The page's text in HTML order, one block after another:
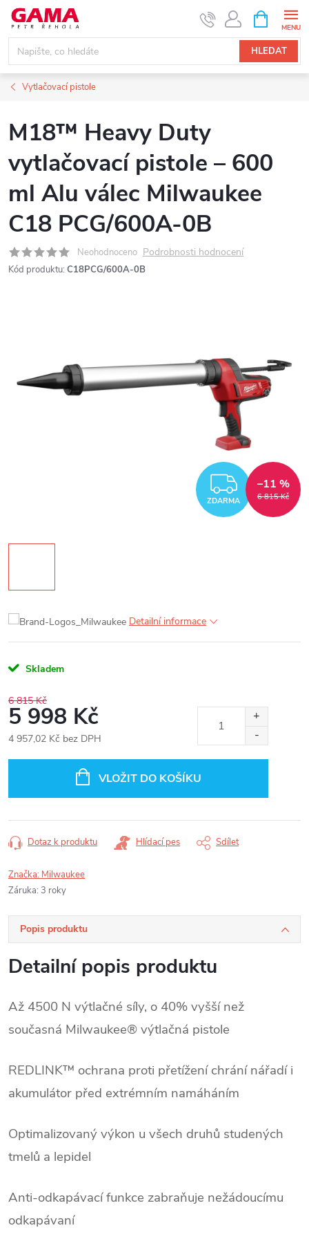
Přejít
obsah
HLEDAT
NÁKUPNÍ
KOŠÍK
Vytlačovací pistole
M18™ Heavy Duty
vytlačovací pistole – 600
ml Alu válec Milwaukee
C18 PCG/600A-0B
Neohodnoceno Podrobnosti hodnocení
Kód produktu: C18PCG/600A-0B
ZDARMA 6 815 Kč
–11 %
Detailní informace
Skladem
6 815 Kč
5 998 Kč
4 957,02 Kč bez DPH
VLOŽIT DO KOŠÍKU
Dotaz k produktu Hlídací pes Sdílet
Značka: Milwaukee
Záruka: 3 roky
Popis produktu
Detailní popis produktu
Až 4500 N výtlačné síly, o 40% vyšší než
současná Milwaukee® výtlačná pistole
REDLINK™ ochrana proti přetížení chrání nářadí i
akumulátor před extrémním namáháním
Optimalizovaný výkon u všech druhů studených
tmelů a lepidel
Anti-odkapávací funkce zabraňuje nežádoucímu
odkapávaní